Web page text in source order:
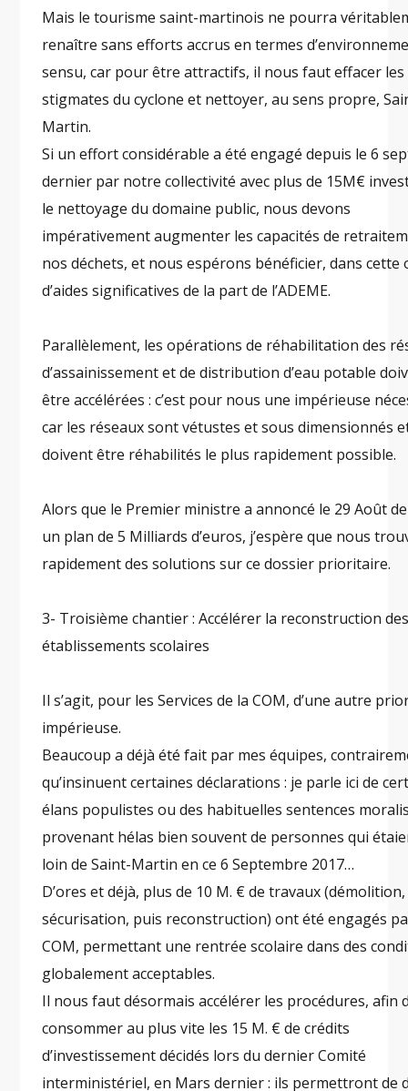
Mais le tourisme saint-martinois ne pourra
renaître sans efforts accrus en termes
sensu, car pour être attractifs, il nous faut effacer les
stigmates du cyclone et nettoyer, au sens propre,
Martin.
Si un effort considérable a été engagé depuis le 6
dernier par notre collectivité avec plus de 15M€
le nettoyage du domaine public, nous devons
impérativement augmenter les capacités de
nos déchets, et nous espérons bénéficier, dans cette
d’aides significatives de la part de l’ADEME.
Parallèlement, les opérations de réhabilitation des
d’assainissement et de distribution d’eau potable
être accélérées : c’est pour nous une impérieuse
car les réseaux sont vétustes et sous dimensionnés
doivent être réhabilités le plus rapidement possible.
Alors que le Premier ministre a annoncé le 29 Août
un plan de 5 Milliards d’euros, j’espère que nous
rapidement des solutions sur ce dossier prioritaire.
3- Troisième chantier : Accélérer la reconstruction
établissements scolaires
Il s’agit, pour les Services de la COM, d’une autre
impérieuse.
Beaucoup a déjà été fait par mes équipes,
qu’insinuent certaines déclarations : je parle ici de
élans populistes ou des habituelles sentences
provenant hélas bien souvent de personnes qui
loin de Saint-Martin en ce 6 Septembre 2017…
D’ores et déjà, plus de 10 M. € de travaux (démolition,
sécurisation, puis reconstruction) ont été engagés
COM, permettant une rentrée scolaire dans des
globalement acceptables.
Il nous faut désormais accélérer les procédures, afin
consommer au plus vite les 15 M. € de crédits
d’investissement décidés lors du dernier Comité
interministériel, en Mars dernier : ils permettront de